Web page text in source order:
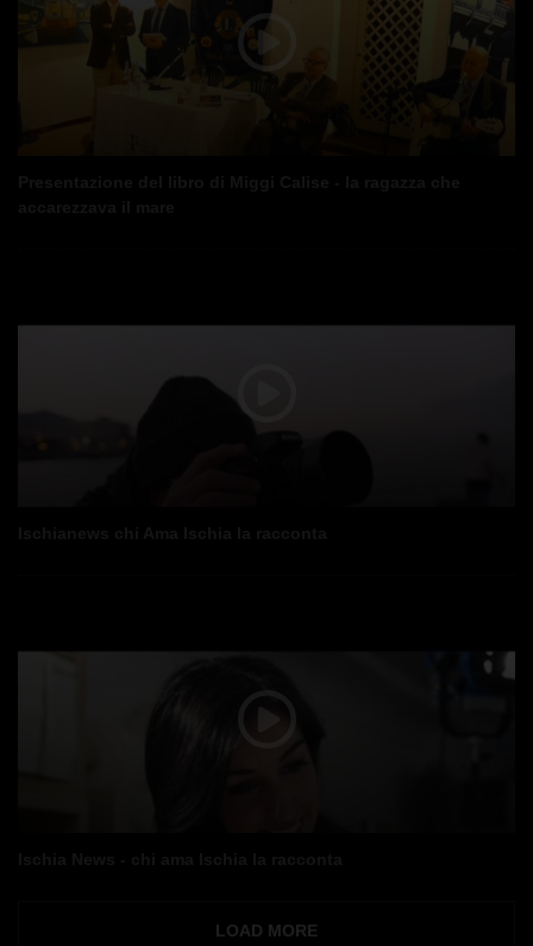
ragazza che accarezzava il mare - un racconto e 82 poesie -
Mazzella e Salvatore Di Fede.
Un viaggio emozionante che inizia con l’approdo. Una ricerca di
LOAD MORE